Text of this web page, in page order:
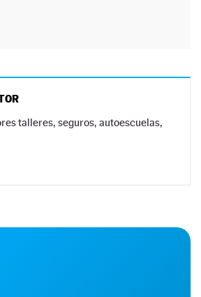
talleres, seguros, autoescuelas,